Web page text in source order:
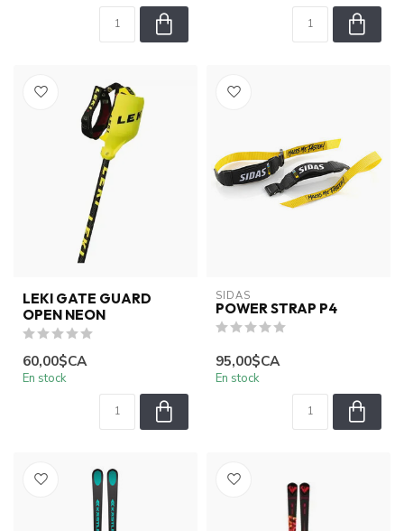
LEKI GATE GUARD
OPEN NEON
60,00$CA
En stock
SIDAS
POWER STRAP P4
95,00$CA
En stock